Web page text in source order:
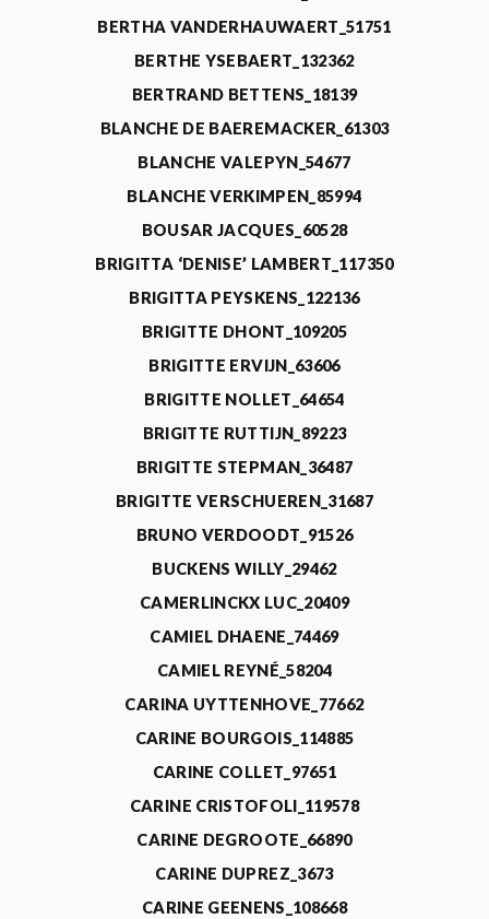
BERTHA VANDERHAUWAERT_51751
BERTHE YSEBAERT_132362
BERTRAND BETTENS_18139
BLANCHE DE BAEREMACKER_61303
BLANCHE VALEPYN_54677
BLANCHE VERKIMPEN_85994
BOUSAR JACQUES_60528
BRIGITTA ‘DENISE’ LAMBERT_117350
BRIGITTA PEYSKENS_122136
BRIGITTE DHONT_109205
BRIGITTE ERVIJN_63606
BRIGITTE NOLLET_64654
BRIGITTE RUTTIJN_89223
BRIGITTE STEPMAN_36487
BRIGITTE VERSCHUEREN_31687
BRUNO VERDOODT_91526
BUCKENS WILLY_29462
CAMERLINCKX LUC_20409
CAMIEL DHAENE_74469
CAMIEL REYNÉ_58204
CARINA UYTTENHOVE_77662
CARINE BOURGOIS_114885
CARINE COLLET_97651
CARINE CRISTOFOLI_119578
CARINE DEGROOTE_66890
CARINE DUPREZ_3673
CARINE GEENENS_108668